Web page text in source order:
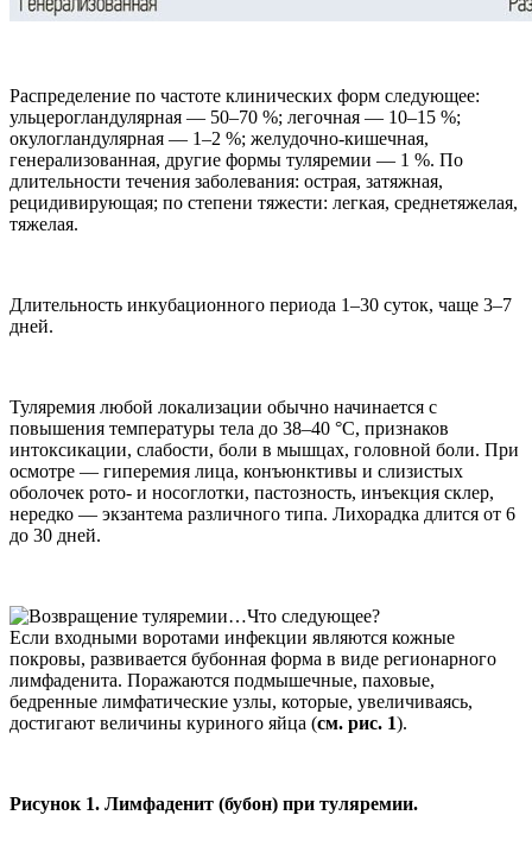
Распределение по частоте клинических форм следующее:
ульцерогландулярная — 50–70 %; легочная — 10–15 %;
окулогландулярная — 1–2 %; желудочно-кишечная,
генерализованная, другие формы туляремии — 1 %. По
длительности течения заболевания: острая, затяжная,
рецидивирующая; по степени тяжести: легкая, среднетяжелая,
тяжелая.
Длительность инкубационного периода 1–30 суток, чаще 3–7
дней.
Туляремия любой локализации обычно начинается с
повышения температуры тела до 38–40 °C, признаков
интоксикации, слабости, боли в мышцах, головной боли. При
осмотре — гиперемия лица, конъюнктивы и слизистых
оболочек рото- и носоглотки, пастозность, инъекция склер,
нередко — экзантема различного типа. Лихорадка длится от 6
до 30 дней.
Если входными воротами инфекции являются кожные
покровы, развивается бубонная форма в виде регионарного
лимфаденита. Поражаются подмышечные, паховые,
бедренные лимфатические узлы, которые, увеличиваясь,
достигают величины куриного яйца (см. рис. 1).
Рисунок 1. Лимфаденит (бубон) при туляремии.